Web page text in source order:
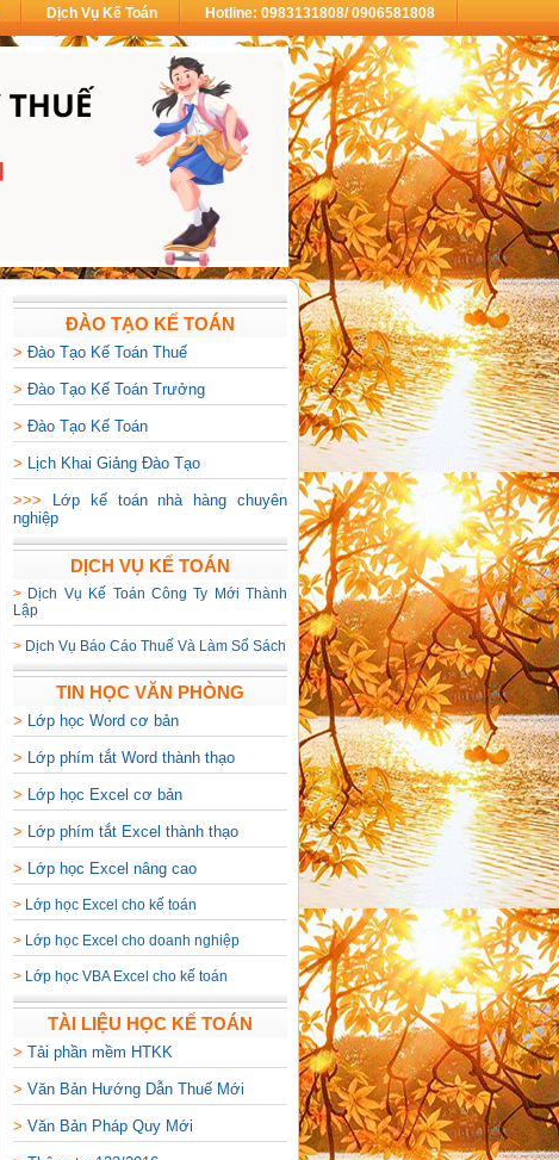
Dịch Vụ Kế Toán Hotline: 0983131808/ 0906581808
ĐÀO TẠO KẾ TOÁN
> Đào Tạo Kế Toán Thuế
> Đào Tạo Kế Toán Trưởng
> Đào Tạo Kế Toán
> Lịch Khai Giảng Đào Tạo
>>>
Lớp kế toán nhà hàng chuyên
nghiệp
DỊCH VỤ KẾ TOÁN
> Dịch Vụ Kế Toán Công Ty Mới Thành
Lập
> Dịch Vụ Báo Cáo Thuế Và Làm Sổ Sách
TIN HỌC VĂN PHÒNG
> Lớp học Word cơ bản
> Lớp phím tắt Word thành thạo
> Lớp học Excel cơ bản
> Lớp phím tắt Excel thành thạo
> Lớp học Excel nâng cao
> Lớp học Excel cho kế toán
> Lớp học Excel cho doanh nghiệp
> Lớp học VBA Excel cho kế toán
TÀI LIỆU HỌC KẾ TOÁN
> Tải phần mềm HTKK
> Văn Bản Hướng Dẫn Thuế Mới
> Văn Bản Pháp Quy Mới